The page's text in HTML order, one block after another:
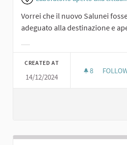
Vorrei che il nuovo Salunei
adeguato alla destinazione e
CREATED AT
14/12/2024
8 8